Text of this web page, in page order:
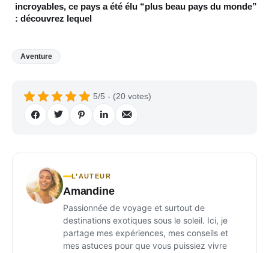
incroyables, ce pays a été élu “plus beau pays du monde”
: découvrez lequel
Aventure
5/5 - (20 votes)
L’AUTEUR
Amandine
Passionnée de voyage et surtout de
destinations exotiques sous le soleil. Ici, je
partage mes expériences, mes conseils et
mes astuces pour que vous puissiez vivre